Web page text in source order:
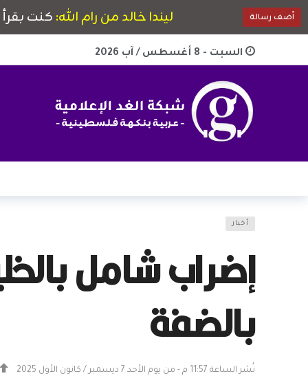
السبت - 8 أغسطس / آب 2026
أخبار
بالضفة
نُشر الساعة 11:57 م - من يوم الأحد 7 ديسمبر / كانون الأول 2025